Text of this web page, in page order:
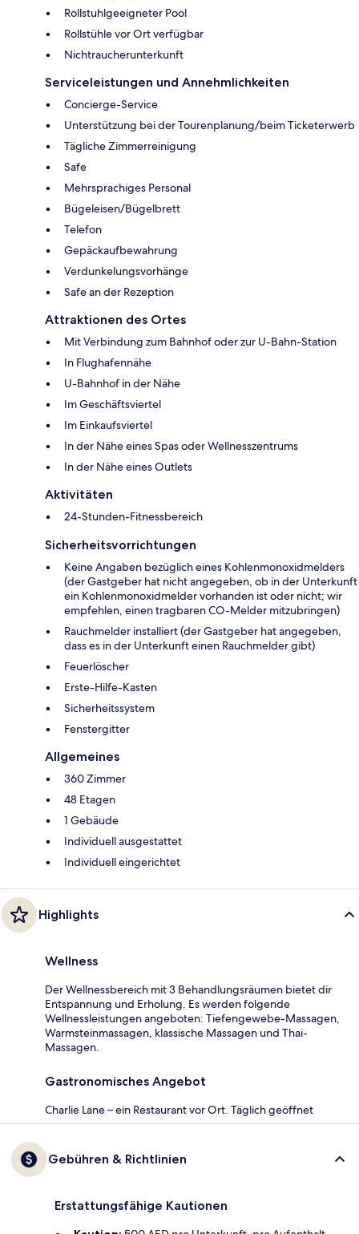
Rollstuhlgeeigneter Pool
Rollstühle vor Ort verfügbar
Nichtraucherunterkunft
Serviceleistungen und Annehmlichkeiten
Concierge-Service
Unterstützung bei der Tourenplanung/beim Ticketerwerb
Tägliche Zimmerreinigung
Safe
Mehrsprachiges Personal
Bügeleisen/Bügelbrett
Telefon
Gepäckaufbewahrung
Verdunkelungsvorhänge
Safe an der Rezeption
Attraktionen des Ortes
Mit Verbindung zum Bahnhof oder zur U-Bahn-Station
In Flughafennähe
U-Bahnhof in der Nähe
Im Geschäftsviertel
Im Einkaufsviertel
In der Nähe eines Spas oder Wellnesszentrums
In der Nähe eines Outlets
Aktivitäten
24-Stunden-Fitnessbereich
Sicherheitsvorrichtungen
Keine Angaben bezüglich eines Kohlenmonoxidmelders
(der Gastgeber hat nicht angegeben, ob in der Unterkunft
ein Kohlenmonoxidmelder vorhanden ist oder nicht; wir
empfehlen, einen tragbaren CO-Melder mitzubringen)
Rauchmelder installiert (der Gastgeber hat angegeben,
dass es in der Unterkunft einen Rauchmelder gibt)
Feuerlöscher
Ers­te-Hil­fe-Kas­ten
Sicherheitssystem
Fenstergitter
Allgemeines
360 Zimmer
48 Etagen
1 Gebäude
Individuell ausgestattet
Individuell eingerichtet
Highlights
Wellness
Der Wellnessbereich mit 3 Behandlungsräumen bietet dir
Entspannung und Erholung. Es werden folgende
Wellnessleistungen angeboten: Tiefengewebe-Massagen,
Warmsteinmassagen, klassische Massagen und Thai-
Massagen.
Gastronomisches Angebot
Charlie Lane – ein Restaurant vor Ort. Täglich geöffnet
Gebühren & Richtlinien
Erstattungsfähige Kautionen